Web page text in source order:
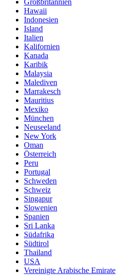
Großbritannien
Hawaii
Indonesien
Island
Italien
Kalifornien
Kanada
Karibik
Malaysia
Malediven
Marrakesch
Mauritius
Mexiko
München
Neuseeland
New York
Oman
Österreich
Peru
Portugal
Schweden
Schweiz
Singapur
Slowenien
Spanien
Sri Lanka
Südafrika
Südtirol
Thailand
USA
Vereinigte Arabische Emirate